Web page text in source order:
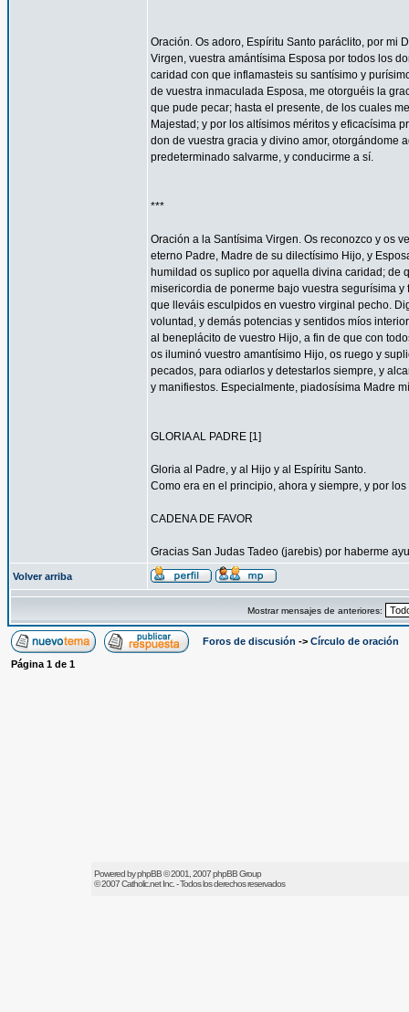
Oración. Os adoro, Espíritu Santo paráclito, por mi
Virgen, vuestra amántísima Esposa por todos los
caridad con que inflamasteis su santísimo y
de vuestra inmaculada Esposa, me otorguéis la
que pude pecar; hasta el presente, de los cuales
Majestad; y por los altísimos méritos y eficacísima
don de vuestra gracia y divino amor, otorgándome
predeterminado salvarme, y conducirme a sí.
***
Oración a la Santísima Virgen. Os reconozco y os
eterno Padre, Madre de su dilectísimo Hijo, y
humildad os suplico por aquella divina caridad; de
misericordia de ponerme bajo vuestra segurísima
que lleváis esculpidos en vuestro virginal pecho.
voluntad, y demás potencias y sentidos míos
al beneplácito de vuestro Hijo, a fin de que con
os iluminó vuestro amantísimo Hijo, os ruego y
pecados, para odiarlos y detestarlos siempre, y
y manifiestos. Especialmente, piadosísima Madre
GLORIA AL PADRE [1]
Gloria al Padre, y al Hijo y al Espíritu Santo.
Como era en el principio, ahora y siempre, y por
CADENA DE FAVOR
Gracias San Judas Tadeo (jarebis) por haberme
Volver arriba
Mostrar mensajes de anteriores:
Foros de discusión -> Círculo de oración
Página 1 de 1
Powered byphpBB© 2001, 2007 phpBB Group
© 2007Catholic.netInc. - Todos los derechos reservados